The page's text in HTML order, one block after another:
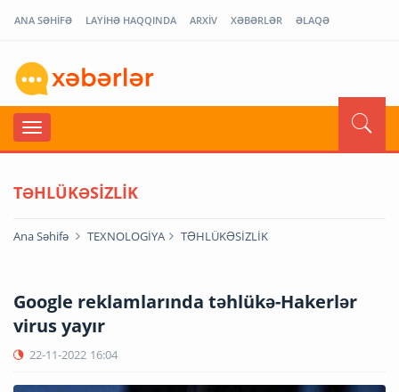
ANA SƏHİFƏ LAYİHƏ HAQQINDA ARXİV XƏBƏRLƏR ƏLAQƏ
TƏHLÜKƏSİZLİK
Ana Səhifə TEXNOLOGİYA TƏHLÜKƏSİZLİK
Google reklamlarında təhlükə-Hakerlər
virus yayır
22-11-2022 16:04